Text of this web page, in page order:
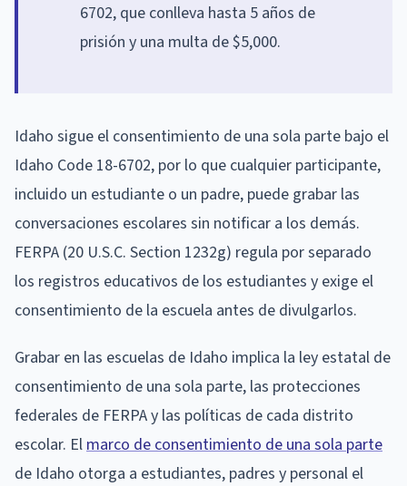
6702, que conlleva hasta 5 años de
prisión y una multa de $5,000.
Idaho sigue el consentimiento de una sola parte bajo el
Idaho Code 18-6702, por lo que cualquier participante,
incluido un estudiante o un padre, puede grabar las
conversaciones escolares sin notificar a los demás.
FERPA (20 U.S.C. Section 1232g) regula por separado
los registros educativos de los estudiantes y exige el
consentimiento de la escuela antes de divulgarlos.
Grabar en las escuelas de Idaho implica la ley estatal de
consentimiento de una sola parte, las protecciones
federales de FERPA y las políticas de cada distrito
escolar. El marco de consentimiento de una sola parte
de Idaho otorga a estudiantes, padres y personal el